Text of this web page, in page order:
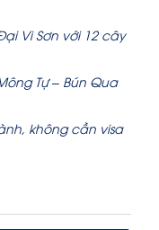
Vi Sơn với 12 cây
Tự – Bún Qua
không cần visa